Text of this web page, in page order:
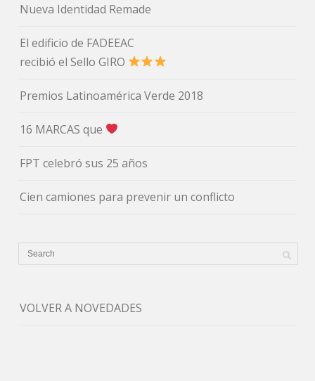
Nueva Identidad Remade
El edificio de FADEEAC
recibió el Sello GIRO
Premios Latinoamérica Verde 2018
16 MARCAS que
FPT celebró sus 25 años
Cien camiones para prevenir un conflicto
VOLVER A NOVEDADES